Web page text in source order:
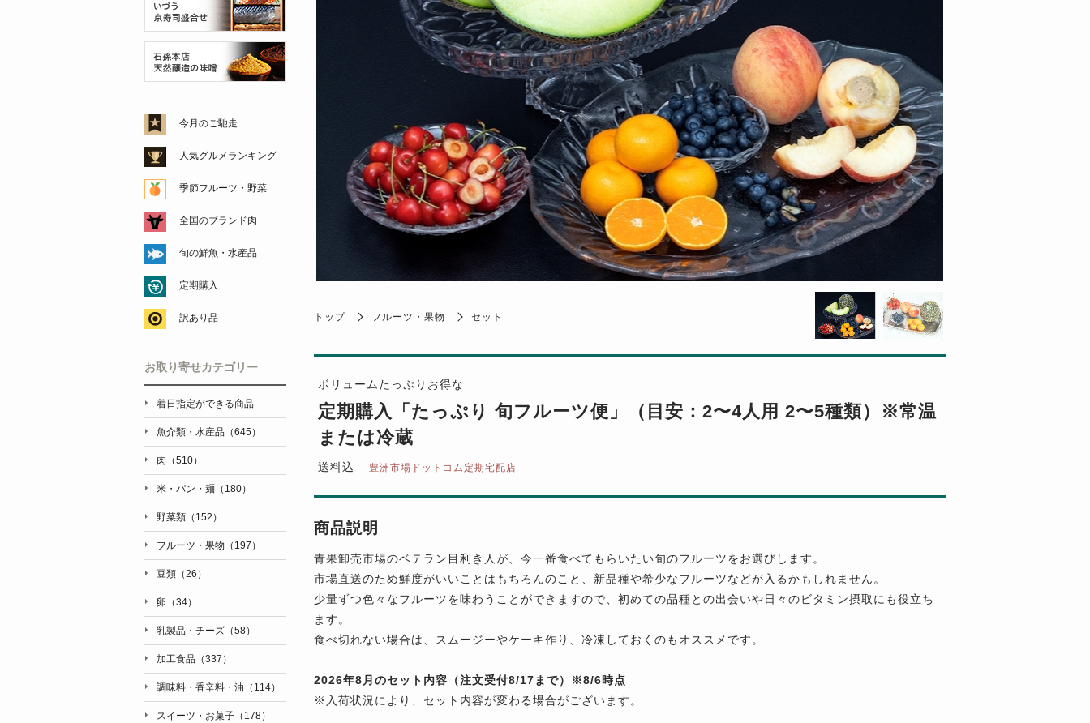
トップ フルーツ・果物 セット
ボリュームたっぷりお得な
定期購入「たっぷり 旬フルーツ便」（目安：2〜4人用 2〜5種類）※常温
または冷蔵
送料込 豊洲市場ドットコム定期宅配店
商品説明
青果卸売市場のベテラン目利き人が、今一番食べてもらいたい旬のフルーツをお選びします。
市場直送のため鮮度がいいことはもちろんのこと、新品種や希少なフルーツなどが入るかもしれません。
少量ずつ色々なフルーツを味わうことができますので、初めての品種との出会いや日々のビタミン摂取にも役立ち
ます。
食べ切れない場合は、スムージーやケーキ作り、冷凍しておくのもオススメです。
2026年8月のセット内容（注文受付8/17まで）※8/6時点
※入荷状況により、セット内容が変わる場合がございます。
今月のご馳走
人気グルメランキング
季節フルーツ・野菜
全国のブランド肉
旬の鮮魚・水産品
定期購入
訳あり品
お取り寄せカテゴリー
着日指定ができる商品
魚介類・水産品（645）
肉（510）
米・パン・麺（180）
野菜類（152）
フルーツ・果物（197）
豆類（26）
卵（34）
乳製品・チーズ（58）
加工食品（337）
調味料・香辛料・油（114）
スイーツ・お菓子（178）